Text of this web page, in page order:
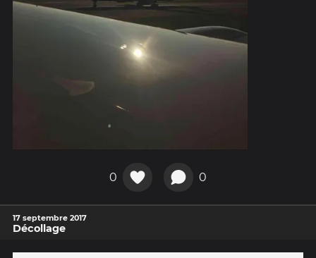
0 0
17 septembre 2017
Décollage